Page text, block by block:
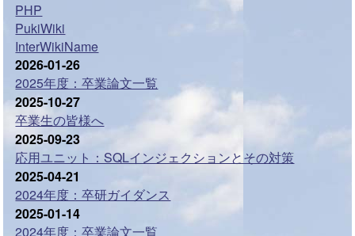
PHP
PukiWiki
InterWikiName
2026-01-26
2025年度：卒業論文一覧
2025-10-27
卒業生の皆様へ
2025-09-23
応用ユニット：SQLインジェクションとその対策
2025-04-21
2024年度：卒研ガイダンス
2025-01-14
2024年度：卒業論文一覧